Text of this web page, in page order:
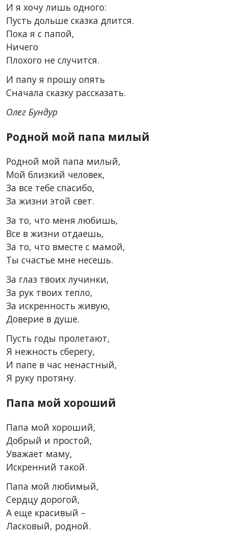
И я хочу лишь одного:
Пусть дольше сказка длится.
Пока я с папой,
Ничего
Плохого не случится.
И папу я прошу опять
Сначала сказку рассказать.
Олег Бундур
Родной мой папа милый
Родной мой папа милый,
Мой близкий человек,
За все тебе спасибо,
За жизни этой свет.
За то, что меня любишь,
Все в жизни отдаешь,
За то, что вместе с мамой,
Ты счастье мне несешь.
За глаз твоих лучинки,
За рук твоих тепло,
За искренность живую,
Доверие в душе.
Пусть годы пролетают,
Я нежность сберегу,
И папе в час ненастный,
Я руку протяну.
Папа мой хороший
Папа мой хороший,
Добрый и простой,
Уважает маму,
Искренний такой.
Папа мой любимый,
Сердцу дорогой,
А еще красивый –
Ласковый, родной.